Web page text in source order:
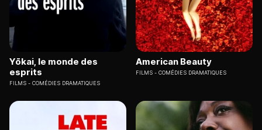
Yōkai, le monde des
esprits
FILMS COMÉDIES DRAMATIQUES
American Beauty
FILMS COMÉDIES DRAMATIQUES